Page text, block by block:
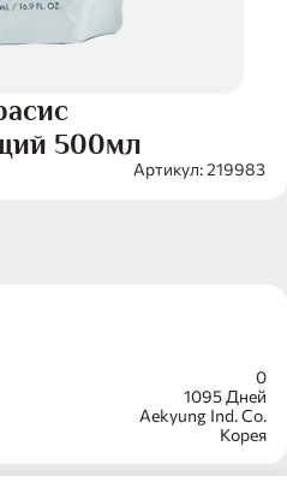
500мл
Артикул: 219983
0
1095 Дней
Aekyung Ind. Co.
Корея